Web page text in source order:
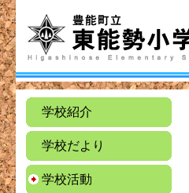
学校紹介
学校だより
学校活動